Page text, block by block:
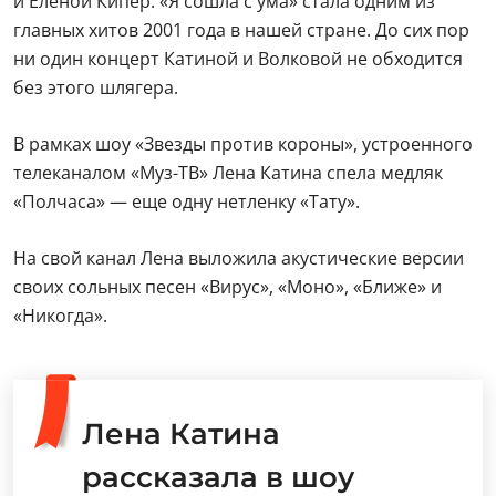
главных хитов 2001 года в нашей стране. До сих пор
ни один концерт Катиной и Волковой не обходится
без этого шлягера.
В рамках шоу «Звезды против короны», устроенного
телеканалом «Муз-ТВ» Лена Катина спела медляк
«Полчаса» — еще одну нетленку «Тату».
На свой канал Лена выложила акустические версии
своих сольных песен «Вирус», «Моно», «Ближе» и
«Никогда».
Лена Катина
рассказала в шоу